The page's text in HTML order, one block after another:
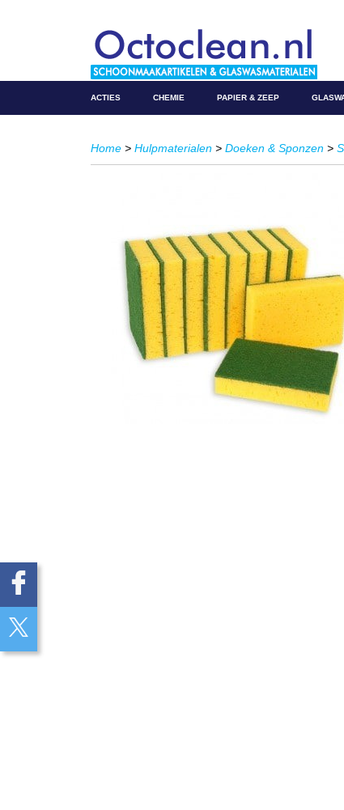
ACTIES CHEMIE PAPIER & ZEEP
Home > Hulpmaterialen > Doeken & Sponzen >